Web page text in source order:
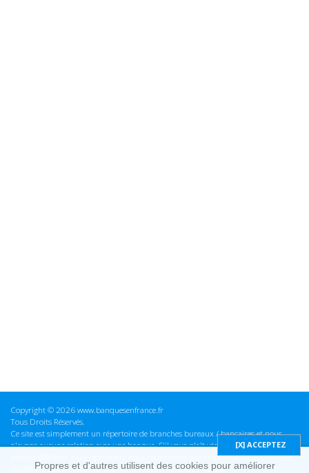
Copyright © 2026 www.banquesenfrance.fr
Tous Droits Réservés.
Ce site est simplement un répertoire de branches bureaux / bancaires et nous
n'avons aucune relation avec une banque. S'il vous plaît vérifier ces informations
avant d'effectuer toute opération, nous ne sommes pas responsables des erreurs
ou des omissions dans les informations que nous fournissons.
Propres et d'autres utilisent des cookies pour améliorer